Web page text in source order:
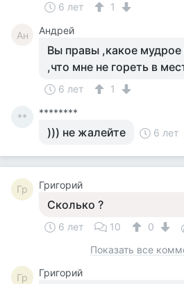
6 лет 1
Ан Андрей
Вы правы ,какое
,что мне не гореть в
6 лет 1
** ********
))) не жалейте 6 лет
Гр Григорий
Сколько ?
6 лет 10
0
Показать все
Гр Григорий